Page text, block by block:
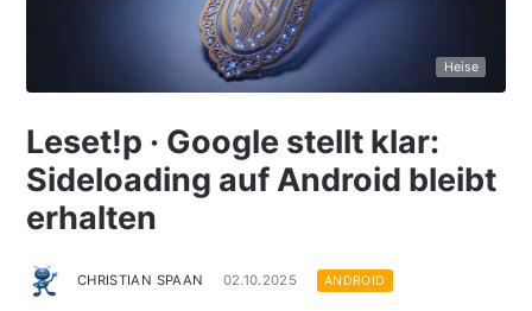
Heise
Leset!p · Google stellt klar:
Sideloading auf Android bleibt
erhalten
CHRISTIAN SPAAN 02.10.2025 ANDROID